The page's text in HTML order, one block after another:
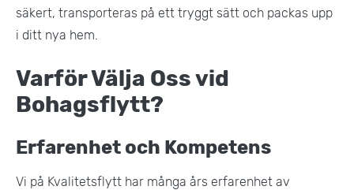
säkert, transporteras på ett tryggt sätt och packas upp
i ditt nya hem​.
Varför Välja Oss vid
Bohagsflytt?
Erfarenhet och Kompetens
Vi på Kvalitetsflytt har många års erfarenhet av